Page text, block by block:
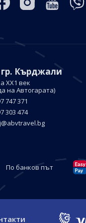
Кърджали
ХХ1 век
на Автогарата)
747 371
303 474
По банков път